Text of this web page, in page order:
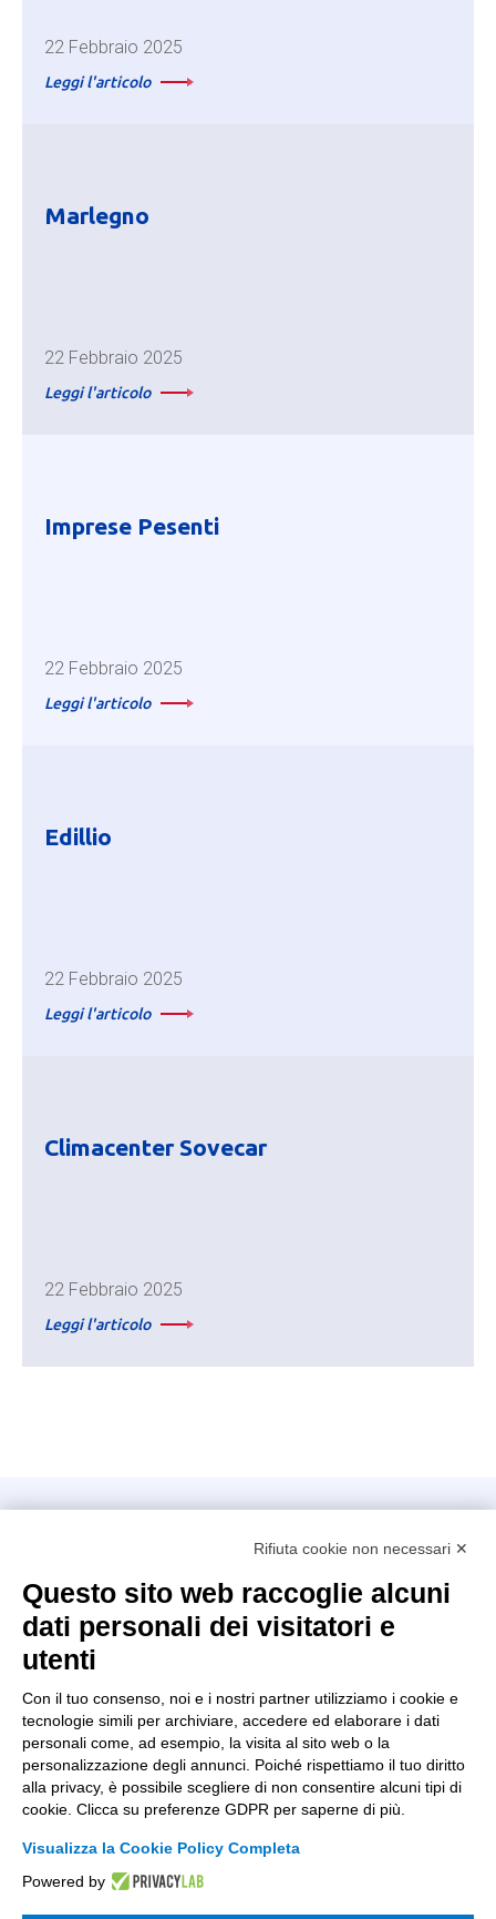
22 Febbraio 2025
Leggi l'articolo
Marlegno
22 Febbraio 2025
Leggi l'articolo
Imprese Pesenti
22 Febbraio 2025
Leggi l'articolo
Edillio
22 Febbraio 2025
Leggi l'articolo
Climacenter Sovecar
22 Febbraio 2025
Leggi l'articolo
Kilometro Rosso innovation district
+39 035 0690366
info@intellimech.it
Copyright 2026, P.iva 03388700167
Seguici su
Lavora con noi
Rifiuta cookie non necessari ✕
Questo sito web raccoglie alcuni
dati personali dei visitatori e
utenti
Con il tuo consenso, noi e i nostri partner utilizziamo i cookie e
tecnologie simili per archiviare, accedere ed elaborare i dati
personali come, ad esempio, la visita al sito web o la
personalizzazione degli annunci. Poiché rispettiamo il tuo diritto
alla privacy, è possibile scegliere di non consentire alcuni tipi di
cookie. Clicca su preferenze GDPR per saperne di più.
Visualizza la Cookie Policy Completa
Powered by